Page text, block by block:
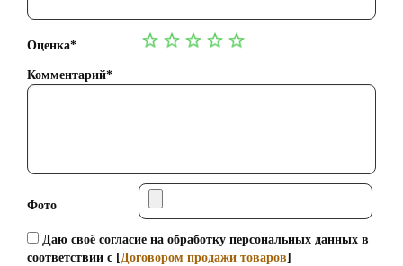
Оценка*
Комментарий*
Фото
Даю своё согласие на обработку персональных данных в
соответствии с [Договором продажи товаров]